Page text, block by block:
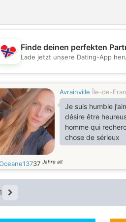
💖
Finde deinen perfekten
Lade jetzt unsere Dating-App
Avrainville Île-de-
Je suis humble
désire être
homme qui
chose de sérieux
37 Jahre alt
1